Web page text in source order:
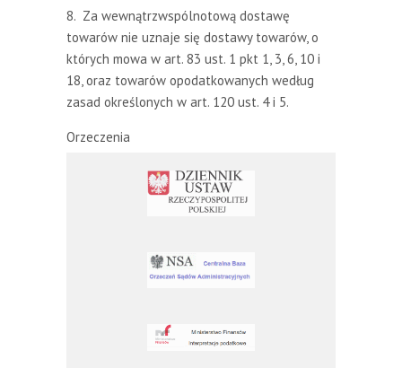
8. Za wewnątrzwspólnotową dostawę
towarów nie uznaje się dostawy towarów, o
których mowa w art. 83 ust. 1 pkt 1, 3, 6, 10 i
18, oraz towarów opodatkowanych według
zasad określonych w art. 120 ust. 4 i 5.
Orzeczenia